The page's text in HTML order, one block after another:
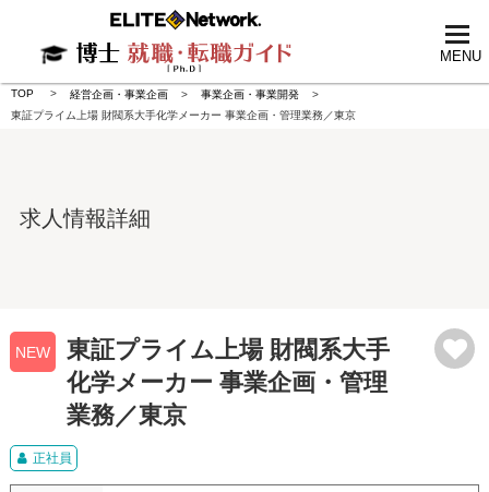
MENU
TOP 経営企画・事業企画
事業企画・事業開発
東証プライム上場 財閥系大手化学メーカー 事業企画・管理業務／東京
求人情報詳細
NEW
東証プライム上場 財閥系大手
化学メーカー 事業企画・管理
業務／東京
正社員